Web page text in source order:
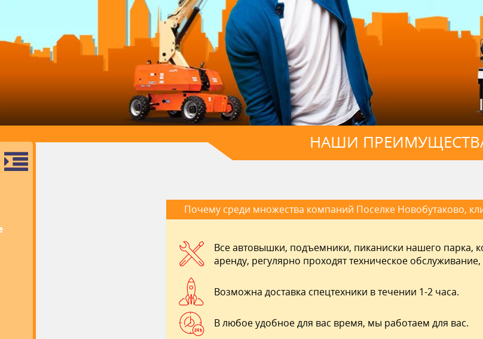
НАШИ
Почему среди множества компаний Поселке Новобутаково,
Все автовышки, подъемники, пиканиски нашего парка,
аренду, регулярно проходят техническое
Возможна доставка спецтехники в течении 1-2 часа.
В любое удобное для вас время, мы работаем для вас.